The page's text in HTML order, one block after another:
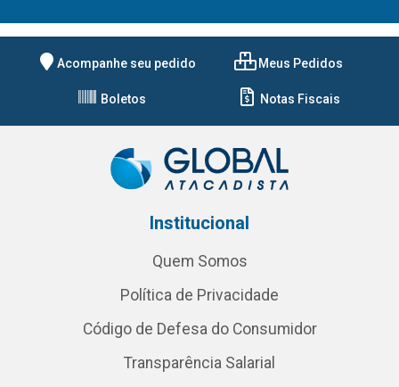
Acompanhe seu pedido Meus Pedidos
Boletos Notas Fiscais
Institucional
Quem Somos
Política de Privacidade
Código de Defesa do Consumidor
Transparência Salarial